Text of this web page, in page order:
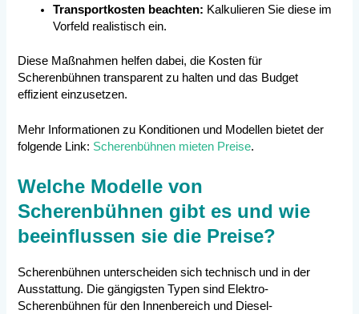
Transportkosten beachten: Kalkulieren Sie diese im
Vorfeld realistisch ein.
Diese Maßnahmen helfen dabei, die Kosten für
Scherenbühnen transparent zu halten und das Budget
effizient einzusetzen.
Mehr Informationen zu Konditionen und Modellen bietet der
folgende Link: Scherenbühnen mieten Preise.
Welche Modelle von
Scherenbühnen gibt es und wie
beeinflussen sie die Preise?
Scherenbühnen unterscheiden sich technisch und in der
Ausstattung. Die gängigsten Typen sind Elektro-
Scherenbühnen für den Innenbereich und Diesel-